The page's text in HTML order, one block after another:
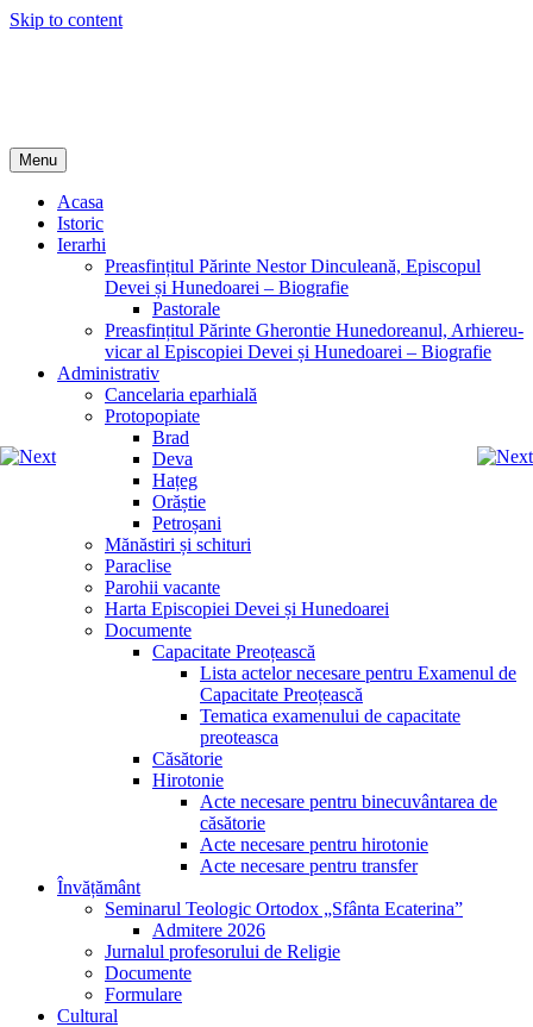
Skip to content
Menu
Acasa
Istoric
Ierarhi
Preasfințitul Părinte Nestor Dinculeană, Episcopul
Devei și Hunedoarei – Biografie
Pastorale
Preasfințitul Părinte Gherontie Hunedoreanul, Arhiereu-
vicar al Episcopiei Devei și Hunedoarei – Biografie
Administrativ
Cancelaria eparhială
Protopopiate
Brad
Deva
Hațeg
Orăștie
Petroșani
Mănăstiri și schituri
Paraclise
Parohii vacante
Harta Episcopiei Devei și Hunedoarei
Documente
Capacitate Preoțească
Lista actelor necesare pentru Examenul de
Capacitate Preoțească
Tematica examenului de capacitate
preoteasca
Căsătorie
Hirotonie
Acte necesare pentru binecuvântarea de
căsătorie
Acte necesare pentru hirotonie
Acte necesare pentru transfer
Învățământ
Seminarul Teologic Ortodox „Sfânta Ecaterina”
Admitere 2026
Jurnalul profesorului de Religie
Documente
Formulare
Cultural